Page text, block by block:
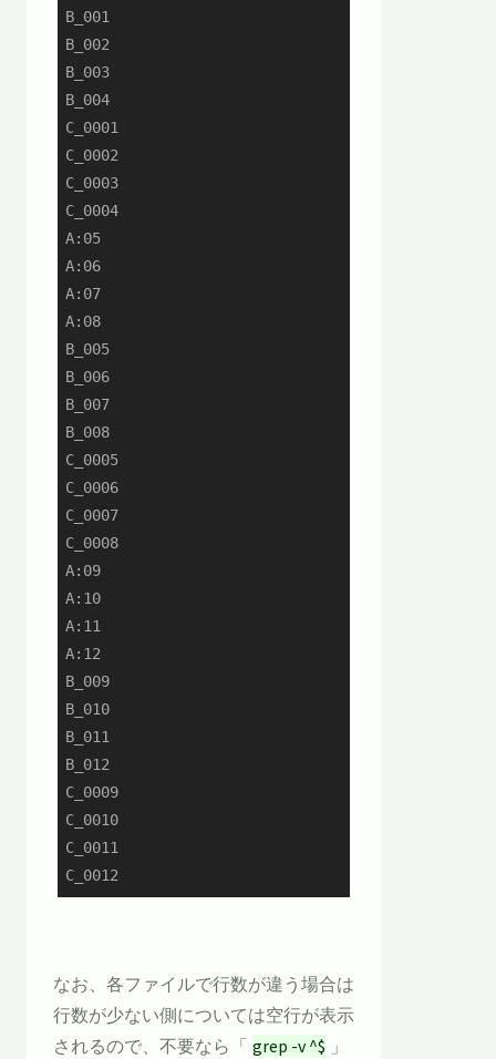
B_001
B_002
B_003
B_004
C_0001
C_0002
C_0003
C_0004
A:05
A:06
A:07
A:08
B_005
B_006
B_007
B_008
C_0005
C_0006
C_0007
C_0008
A:09
A:10
A:11
A:12
B_009
B_010
B_011
B_012
C_0009
C_0010
C_0011
C_0012
なお、各ファイルで行数が違う場合は
行数が少ない側については空行が表示
されるので、不要なら「 grep -v ^$ 」